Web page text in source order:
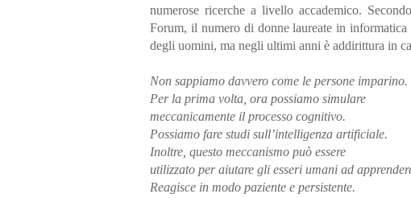
numerose ricerche a livello accademico.
Forum, il numero di donne laureate in
degli uomini, ma negli ultimi anni è addirittura in
Non sappiamo davvero come le persone imparino.
Per la prima volta, ora possiamo simulare
meccanicamente il processo cognitivo.
Possiamo fare studi sull’intelligenza artificiale.
Inoltre, questo meccanismo può essere
utilizzato per aiutare gli esseri umani ad
Reagisce in modo paziente e persistente.